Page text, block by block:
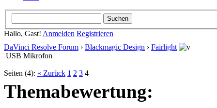
Hallo, Gast! Anmelden Registrieren
DaVinci Resolve Forum › Blackmagic Design › Fairlight
USB Mikrofon
Seiten (4): « Zurück 1 2 3 4
Themabewertung: